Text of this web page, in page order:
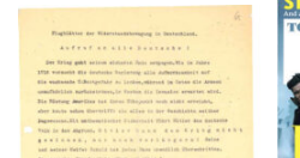
Flugblätter der Weissen
Rose – V, Januar 1943